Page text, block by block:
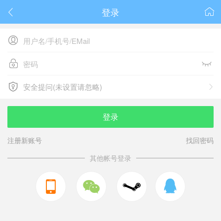
 
登录

 
 
安全提问(未设置请忽略)
安全提问(未设置请忽略)
登录
注册新账号
找回密码
其他帐号登录
  